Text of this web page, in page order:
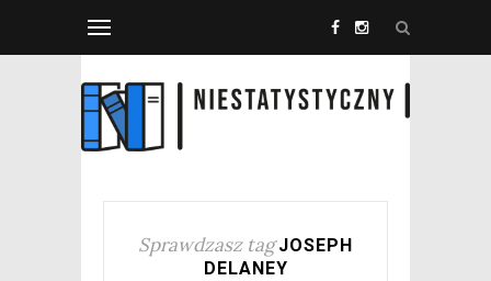
Sprawdzasz tag JOSEPH
DELANEY